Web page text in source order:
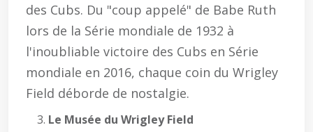
des Cubs. Du "coup appelé" de Babe Ruth
lors de la Série mondiale de 1932 à
l'inoubliable victoire des Cubs en Série
mondiale en 2016, chaque coin du Wrigley
Field déborde de nostalgie.
Le Musée du Wrigley Field